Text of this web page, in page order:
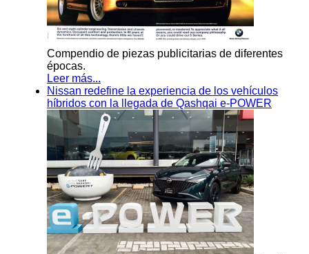
Compendio de piezas publicitarias de diferentes
épocas.
Leer más...
Nissan redefine la experiencia de los vehículos
híbridos con la llegada de Qashqai e-POWER